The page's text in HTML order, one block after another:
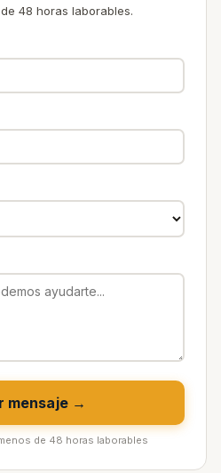
48 horas laborables.
mensaje →
de 48 horas laborables